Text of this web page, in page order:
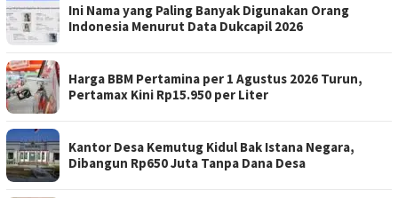
Ini Nama yang Paling Banyak Digunakan Orang
Indonesia Menurut Data Dukcapil 2026
Harga BBM Pertamina per 1 Agustus 2026 Turun,
Pertamax Kini Rp15.950 per Liter
Kantor Desa Kemutug Kidul Bak Istana Negara,
Dibangun Rp650 Juta Tanpa Dana Desa